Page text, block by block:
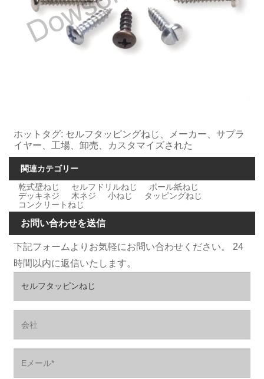
ホットタグ: セルフタッピングねじ、メーカー、サプラ
イヤー、工場、卸売、カスタマイズされた
関連カテゴリー
乾式壁ねじ
セルフドリルねじ
ボール紙ねじ
デッキネジ
木ネジ 小ねじ
タッピングねじ
コンクリートねじ
お問い合わせを送信
下記フォームよりお気軽にお問い合わせください。 24
時間以内に返信いたします。